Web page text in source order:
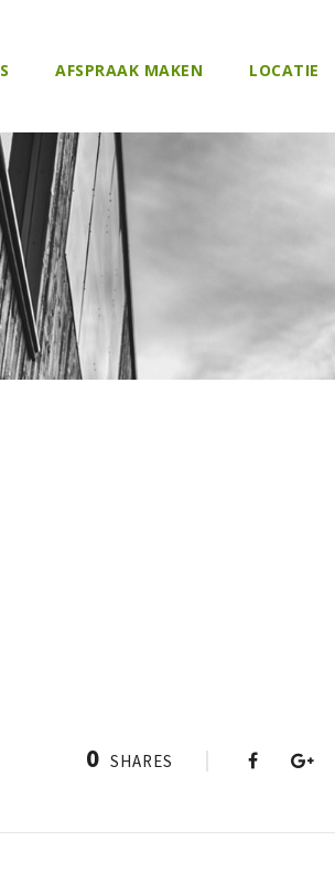
AFSPRAAK MAKEN LOCATIE
0 SHARES